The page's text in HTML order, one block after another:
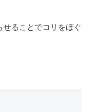
せることでコリをほぐ